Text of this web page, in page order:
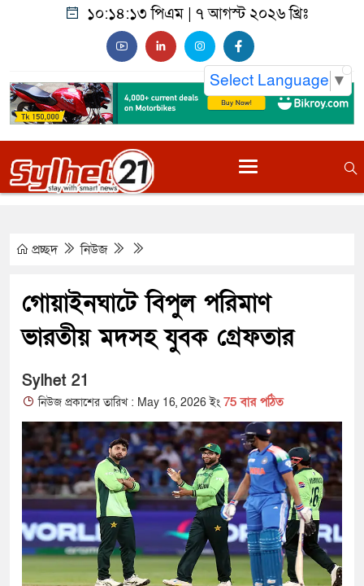
১০:১৪:১৪ পিএম| ৭ আগস্ট ২০২৬ খ্রিঃ
Select Language ▼
প্রচ্ছদ নিউজ
গোয়াইনঘাটে বিপুল পরিমাণ
ভারতীয় মদসহ যুবক গ্রেফতার
Sylhet 21
নিউজ প্রকাশের তারিখ : May 16, 2026 ইং 75 বার পঠিত